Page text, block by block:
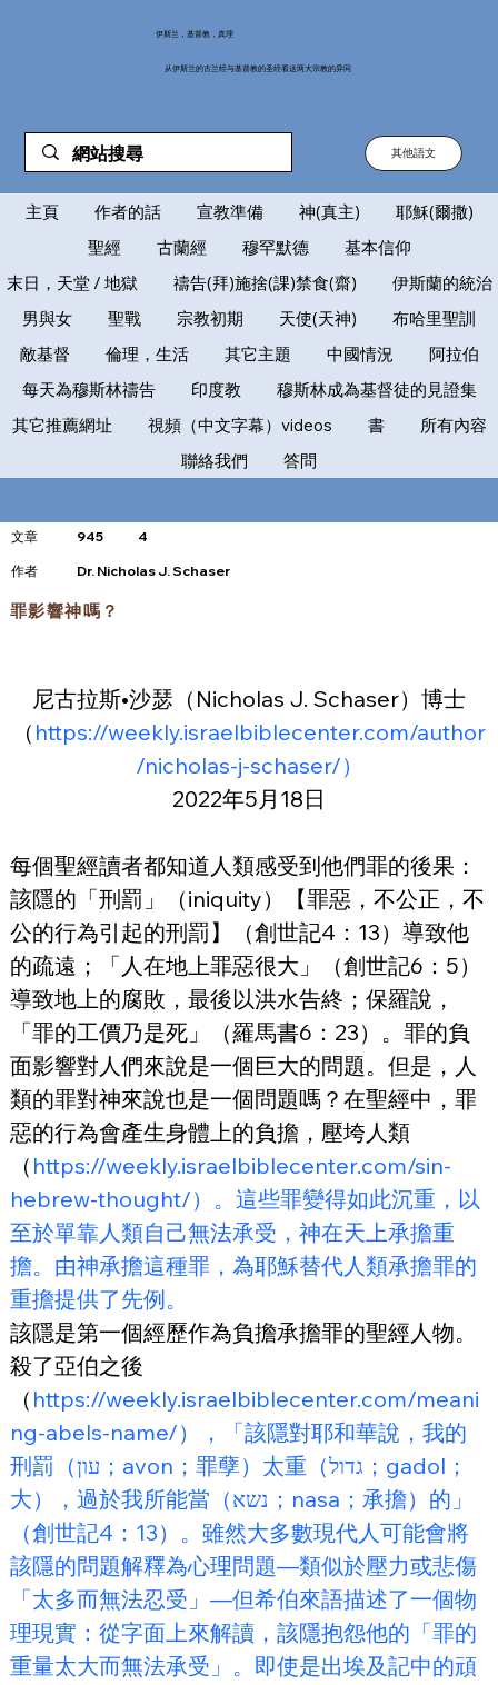
伊斯兰，基督教，真理
从伊斯兰的古兰经与基督教的圣经看这两大宗教的异同
其他語文
主頁 作者的話 宣教準備 神(真主)
耶穌(爾撒)
聖經
古蘭經 穆罕默德
基本信仰
末日，天堂 / 地獄
禱告(拜)施捨(課)禁食(齋)
伊斯蘭的統治
男與女
聖戰 宗教初期 天使(天神)
布哈里聖訓
敵基督
倫理，生活 其它主題 中國情況
阿拉伯
每天為穆斯林禱告
印度教
穆斯林成為基督徒的見證集
其它推薦網址
視頻（中文字幕）videos 書
所有內容
聯絡我們
答問
文章 945 4
​作者 Dr. Nicholas J. Schaser
罪影響神嗎？
尼古拉斯•沙瑟（Nicholas J. Schaser）博士
（ https://weekly.israelbiblecenter.com/author
/nicholas-j-schaser/）
2022年5月18日
每個聖經讀者都知道人類感受到他們罪的後果：
該隱的「刑罰」（iniquity）【罪惡，不公正，不
公的行為引起的刑罰】（創世記4：13）導致他
的疏遠；「人在地上罪惡很大」（創世記6：5）
導致地上的腐敗，最後以洪水告終；保羅說，
「罪的工價乃是死」（羅馬書6：23）。罪的負
面影響對人們來說是一個巨大的問題。但是，人
類的罪對神來說也是一個問題嗎？在聖經中，罪
惡的行為會產生身體上的負擔，壓垮人類
（ https://weekly.israelbiblecenter.com/sin-
hebrew-thought/）。這些罪變得如此沉重，以
至於單靠人類自己無法承受，神在天上承擔重
擔。由神承擔這種罪，為耶穌替代人類承擔罪的
重擔提供了先例。
該隱是第一個經歷作為負擔承擔罪的聖經人物。
殺了亞伯之後
（ https://weekly.israelbiblecenter.com/meani
ng-abels-name/），「該隱對耶和華說，我的
刑罰（עון；avon；罪孽）太重（גדול；gadol；
大），過於我所能當（נשא；nasa；承擔）的」
（創世記4：13）。雖然大多數現代人可能會將
該隱的問題解釋為心理問題—類似於壓力或悲傷
「太多而無法忍受」—但希伯來語描述了一個物
理現實：從字面上來解讀，該隱抱怨他的「罪的
重量太大而無法承受」。即使是出埃及記中的頑